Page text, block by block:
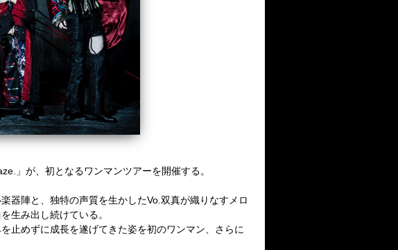
」が、初となるワンマンツアーを開催する。
器陣と、 独特の声質を生かしたVo.双真が織りなすメロ
生み出し続けている。
止めずに成長を遂げてきた姿を初のワンマン、さらに